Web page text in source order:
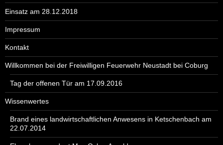
Einsatz am 28.12.2018
Impressum
Kontakt
Willkommen bei der Freiwilligen Feuerwehr Neustadt bei Coburg
Tag der offenen Tür am 17.09.2016
Wissenwertes
Brand eines landwirtschaftlichen Anwesens in Ketschenbach am
22.07.2014